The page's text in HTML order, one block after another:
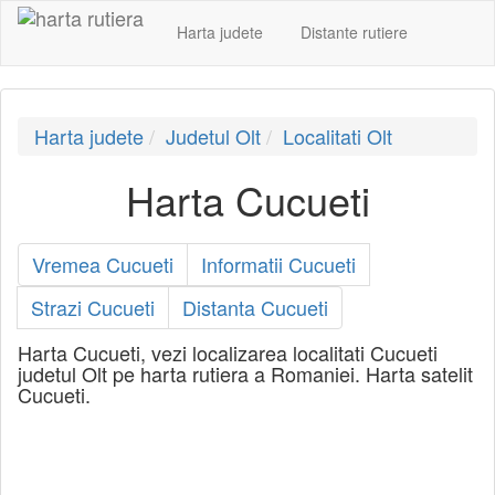
Harta judete Distante rutiere
Harta judete Judetul Olt Localitati Olt
Harta Cucueti
Vremea Cucueti
Informatii Cucueti
Strazi Cucueti
Distanta Cucueti
Harta Cucueti, vezi localizarea localitati Cucueti
judetul Olt pe harta rutiera a Romaniei. Harta satelit
Cucueti.